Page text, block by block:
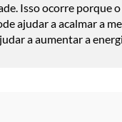
Isso ocorre porque
ajudar a acalmar a
a aumentar a